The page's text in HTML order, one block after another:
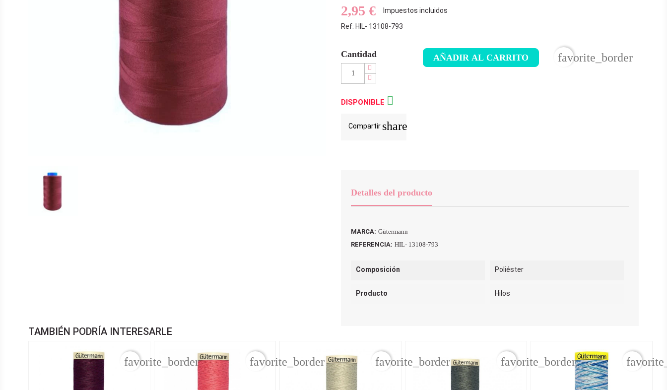
2,95 €
Impuestos incluidos
Ref: HIL- 13108-793
Cantidad AÑADIR AL CARRITO favorite_border
DISPONIBLE 
Compartir share
Detalles del producto
MARCA: Gütermann
REFERENCIA: HIL- 13108-793
Composición Poliéster
Producto Hilos
TAMBIÉN PODRÍA INTERESARLE
favorite_border favorite_border favorite_border favorite_border